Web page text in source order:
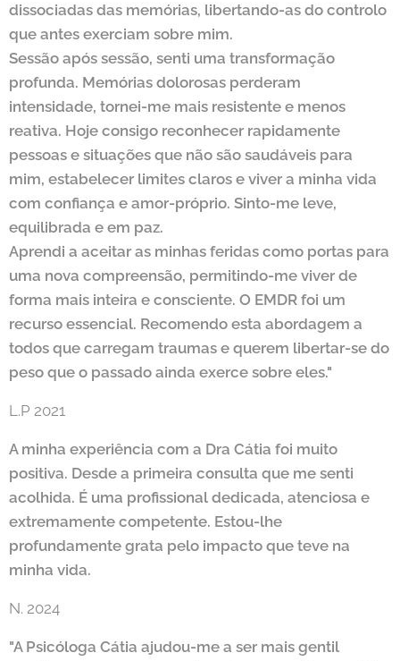
dissociadas das memórias, libertando-as do controlo
que antes exerciam sobre mim.
Sessão após sessão, senti uma transformação
profunda. Memórias dolorosas perderam
intensidade, tornei-me mais resistente e menos
reativa. Hoje consigo reconhecer rapidamente
pessoas e situações que não são saudáveis para
mim, estabelecer limites claros e viver a minha vida
com confiança e amor-próprio. Sinto-me leve,
equilibrada e em paz.
Aprendi a aceitar as minhas feridas como portas para
uma nova compreensão, permitindo-me viver de
forma mais inteira e consciente. O EMDR foi um
recurso essencial. Recomendo esta abordagem a
todos que carregam traumas e querem libertar-se do
peso que o passado ainda exerce sobre eles."
L.P 2021
A minha experiência com a Dra Cátia foi muito
positiva. Desde a primeira consulta que me senti
acolhida. É uma profissional dedicada, atenciosa e
extremamente competente. Estou-lhe
profundamente grata pelo impacto que teve na
minha vida.
N. 2024
"A Psicóloga Cátia ajudou-me a ser mais gentil